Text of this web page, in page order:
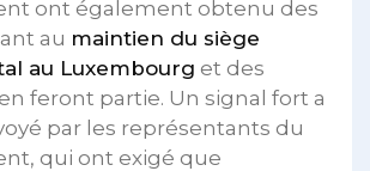
ont également obtenu des
au maintien du siège
au Luxembourg et des
feront partie. Un signal fort a
par les représentants du
qui ont exigé que